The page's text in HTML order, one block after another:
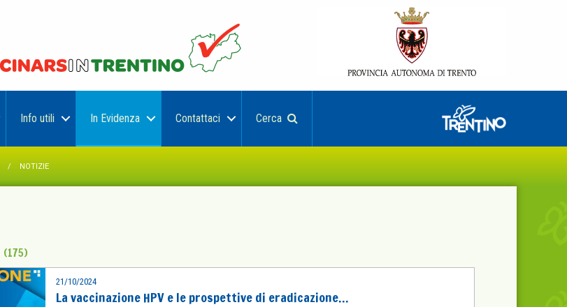
Info utili In Evidenza Contattaci Cerca
NOTIZIE
(175)
21/10/2024
La vaccinazione HPV e le prospettive di eradicazione…